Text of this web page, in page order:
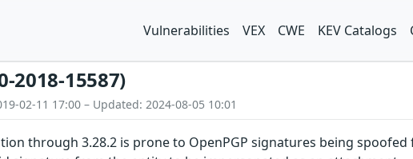
Vulnerabilities VEX CWE KEV Catalogs
2018-15587)
02-11 17:00 – Updated: 2024-08-05 10:01
through 3.28.2 is prone to OpenPGP signatures being